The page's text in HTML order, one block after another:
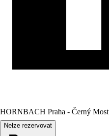
HORNBACH Praha - Černý Most
Nelze rezervovat